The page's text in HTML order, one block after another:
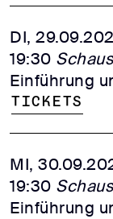
DI,
19:30
Einführung
Tickets
MI,
19:30
Einführung